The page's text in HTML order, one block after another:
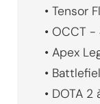
• Tensor
• OCCT -
• Apex
•
• DOTA 2